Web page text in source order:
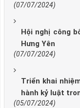
(07/07/2024)
Hội nghị công
Hưng Yên
(07/07/2024)
Triển khai
hành kỷ luật
(05/07/2024)